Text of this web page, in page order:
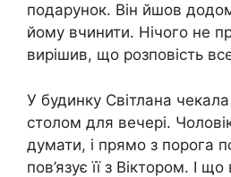
подарунок. Він йшов
йому вчинити. Нічого не
вирішив, що розповість
У будинку Світлана
столом для вечері.
думати, і прямо з порога
пов’язує її з Віктором. І що